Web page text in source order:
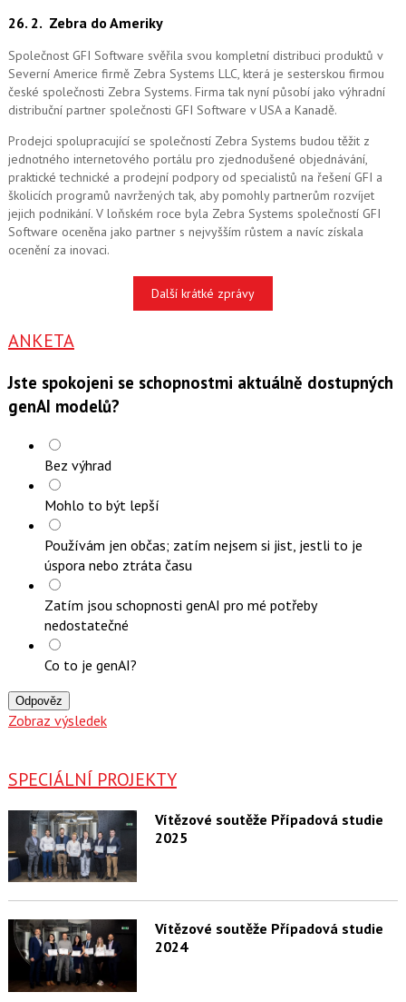
26. 2. Zebra do Ameriky
Společnost GFI Software svěřila svou kompletní distribuci produktů v
Severní Americe firmě Zebra Systems LLC, která je sesterskou firmou
české společnosti Zebra Systems. Firma tak nyní působí jako výhradní
distribuční partner společnosti GFI Software v USA a Kanadě.
Prodejci spolupracující se společností Zebra Systems budou těžit z
jednotného internetového portálu pro zjednodušené objednávání,
praktické technické a prodejní podpory od specialistů na řešení GFI a
školicích programů navržených tak, aby pomohly partnerům rozvíjet
jejich podnikání. V loňském roce byla Zebra Systems společností GFI
Software oceněna jako partner s nejvyšším růstem a navíc získala
ocenění za inovaci.
Další krátké zprávy
ANKETA
Jste spokojeni se schopnostmi aktuálně dostupných
genAI modelů?
Bez výhrad
Mohlo to být lepší
Používám jen občas; zatím nejsem si jist, jestli to je
úspora nebo ztráta času
Zatím jsou schopnosti genAI pro mé potřeby
nedostatečné
Co to je genAI?
Odpověz
Zobraz výsledek
SPECIÁLNÍ PROJEKTY
Vítězové soutěže Případová studie
2025
Vítězové soutěže Případová studie
2024